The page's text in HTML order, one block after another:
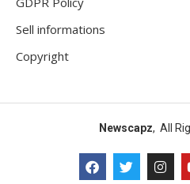
Sell informations
Copyright
Newscapz, All